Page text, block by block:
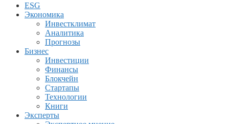
ESG
Экономика
Инвестклимат
Аналитика
Прогнозы
Бизнес
Инвестиции
Финансы
Блокчейн
Стартапы
Технологии
Книги
Эксперты